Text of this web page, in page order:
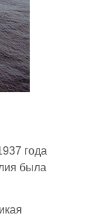
года
была